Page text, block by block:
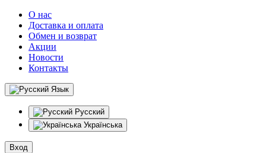
О нас
Доставка и оплата
Обмен и возврат
Акции
Новости
Контакты
Язык
Русский
Українська
Вход